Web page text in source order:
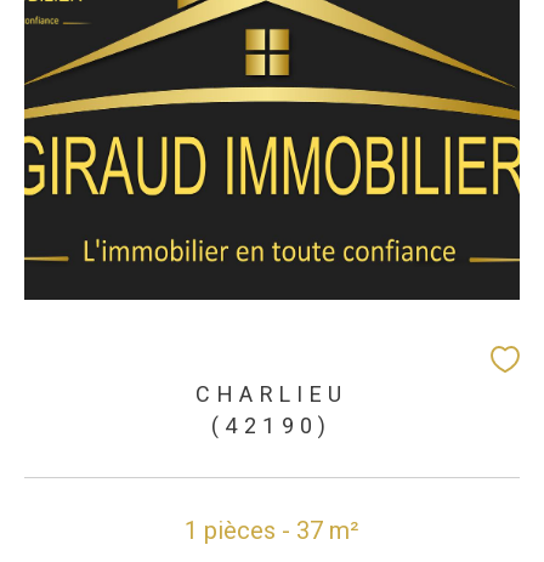
CHARLIEU
(42190)
1 pièces - 37 m²